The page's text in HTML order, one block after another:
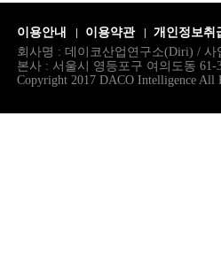
이용안내 이용약관 개인정보취
회사명 : 데이코산업연구소(Diri) / 사
본사 : 서울시 영등포구 여의도동 61-
Copyright 2017 DACO Intelligence All